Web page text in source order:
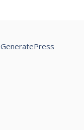
GeneratePress